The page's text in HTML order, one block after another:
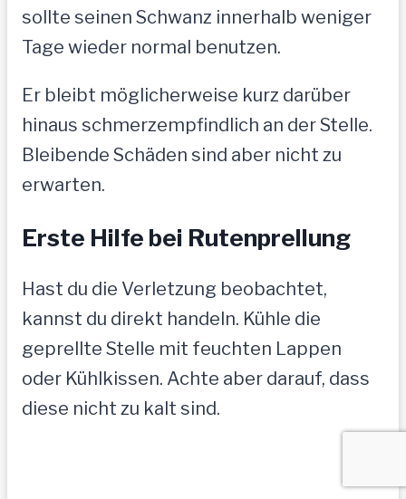
sollte seinen Schwanz innerhalb weniger
Tage wieder normal benutzen.
Er bleibt möglicherweise kurz darüber
hinaus schmerzempfindlich an der Stelle.
Bleibende Schäden sind aber nicht zu
erwarten.
Erste Hilfe bei Rutenprellung
Hast du die Verletzung beobachtet,
kannst du direkt handeln. Kühle die
geprellte Stelle mit feuchten Lappen
oder Kühlkissen. Achte aber darauf, dass
diese nicht zu kalt sind.